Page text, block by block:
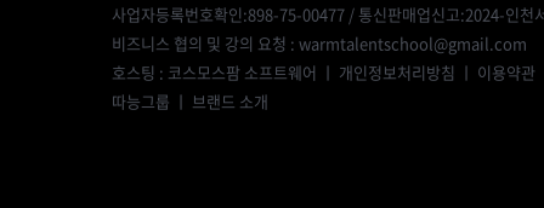
사업자등록번호확인:898-75-00477 / 통신판매업신고:2024-인천
비즈니스 협의 및 강의 요청 : warmtalentschool@gmail.com
호스팅 : 코스모스팜 소프트웨어 ㅣ 개인정보처리방침 ㅣ 이용약관
따능그룹 ㅣ 브랜드 소개